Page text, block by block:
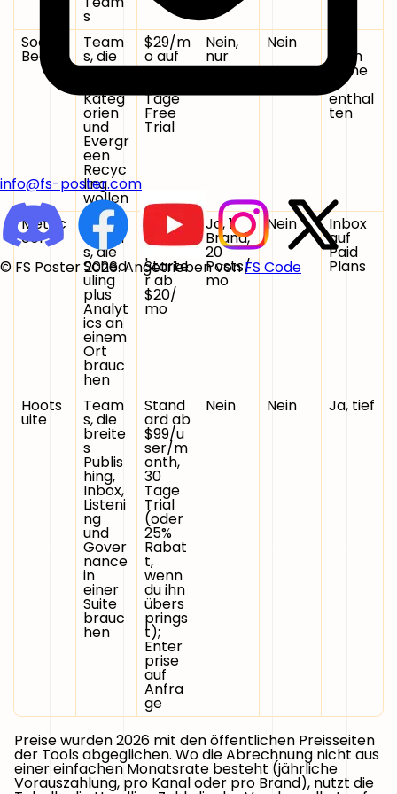
info@fs-poster.com
© FS Poster 2026. Angetrieben vonFS Code
s
Social
Bee
Team
s, die
Conte
Kateg
orien
und
Evergr
een
Recyc
ling
wollen
$29/m
o auf
Bootst
Tage
Free
Trial
Nein,
nur
Free
Nein
allen
Pläne
n
enthal
ten
Metric
ool
Lean
Team
s, die
Sched
uling
plus
Analyt
ics an
einem
Ort
brauc
hen
Free,
paid
Starte
r ab
$20/
mo
Ja, 1
Brand,
20
Posts/
mo
Nein Inbox
auf
Paid
Plans
Hoots
uite
Team
s, die
breite
s
Publis
hing,
Inbox,
Listeni
ng
und
Gover
nance
in
einer
Suite
brauc
hen
Stand
ard ab
$99/u
ser/m
onth,
30
Tage
Trial
(oder
25%
Rabat
t,
wenn
du ihn
übers
prings
t);
Enter
prise
auf
Anfra
ge
Nein Nein Ja, tief
Preise wurden 2026 mit den öffentlichen Preisseiten
der Tools abgeglichen. Wo die Abrechnung nicht aus
einer einfachen Monatsrate besteht (jährliche
Vorauszahlung, pro Kanal oder pro Brand), nutzt die